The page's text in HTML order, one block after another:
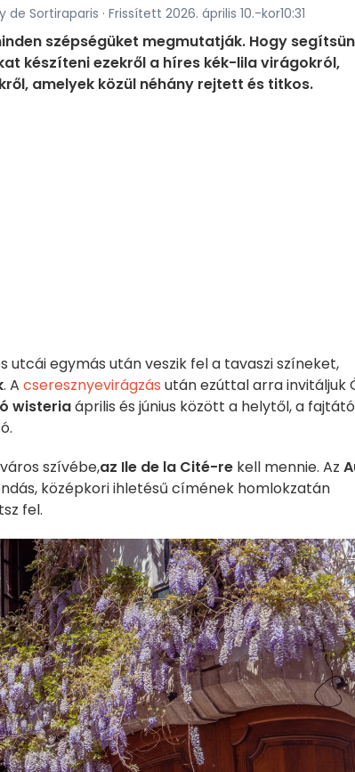
de Sortiraparis · Frissített 2026. április 10.-kor10:31
szépségüket megmutatják. Hogy
készíteni ezekről a híres kék-lila virágokról,
amelyek közül néhány rejtett és titkos.
utcái egymás után veszik fel a tavaszi színeket,
. A cseresznyevirágzás után ezúttal arra invitáljuk
wisteriaáprilis és június között a helytől, a
szívébe,az Ile de la Cité-re kell mennie. Az
középkori ihletésű címének homlokzatán
fel.